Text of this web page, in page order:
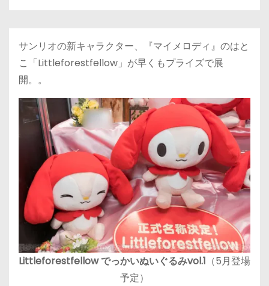
サンリオの新キャラクター、『マイメロディ』のはと
こ「Littleforestfellow」が早くもプライズで展
開。。
Littleforestfellow でっかいぬいぐるみvol.1 （5月登場
予定）